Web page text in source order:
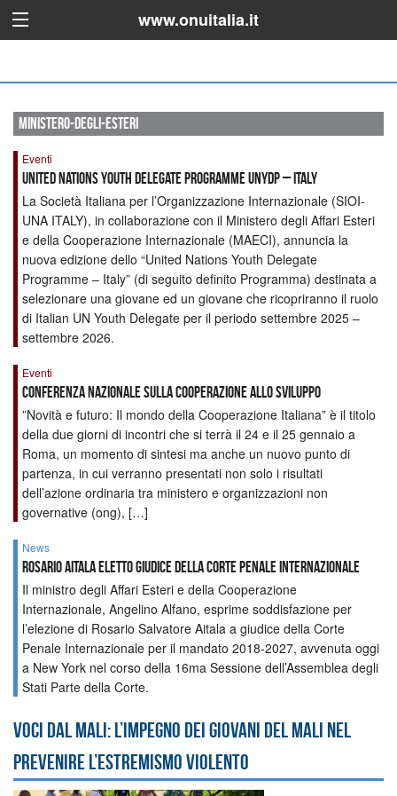
www.onuitalia.it
ministero-degli-esteri
Eventi
UNITED NATIONS YOUTH DELEGATE PROGRAMME UNYDP – ITALY
La Società Italiana per l’Organizzazione Internazionale (SIOI-
UNA ITALY), in collaborazione con il Ministero degli Affari Esteri
e della Cooperazione Internazionale (MAECI), annuncia la
nuova edizione dello “United Nations Youth Delegate
Programme – Italy” (di seguito definito Programma) destinata a
selezionare una giovane ed un giovane che ricopriranno il ruolo
di Italian UN Youth Delegate per il periodo settembre 2025 –
settembre 2026.
Eventi
Conferenza Nazionale sulla Cooperazione allo Sviluppo
”Novità e futuro: Il mondo della Cooperazione Italiana” è il titolo
della due giorni di incontri che si terrà il 24 e il 25 gennaio a
Roma, un momento di sintesi ma anche un nuovo punto di
partenza, in cui verranno presentati non solo i risultati
dell’azione ordinaria tra ministero e organizzazioni non
governative (ong), […]
News
Rosario Aitala eletto giudice della Corte Penale Internazionale
Il ministro degli Affari Esteri e della Cooperazione
Internazionale, Angelino Alfano, esprime soddisfazione per
l’elezione di Rosario Salvatore Aitala a giudice della Corte
Penale Internazionale per il mandato 2018-2027, avvenuta oggi
a New York nel corso della 16ma Sessione dell’Assemblea degli
Stati Parte della Corte.
Voci dal Mali: l’impegno dei giovani del Mali nel
prevenire l’estremismo violento